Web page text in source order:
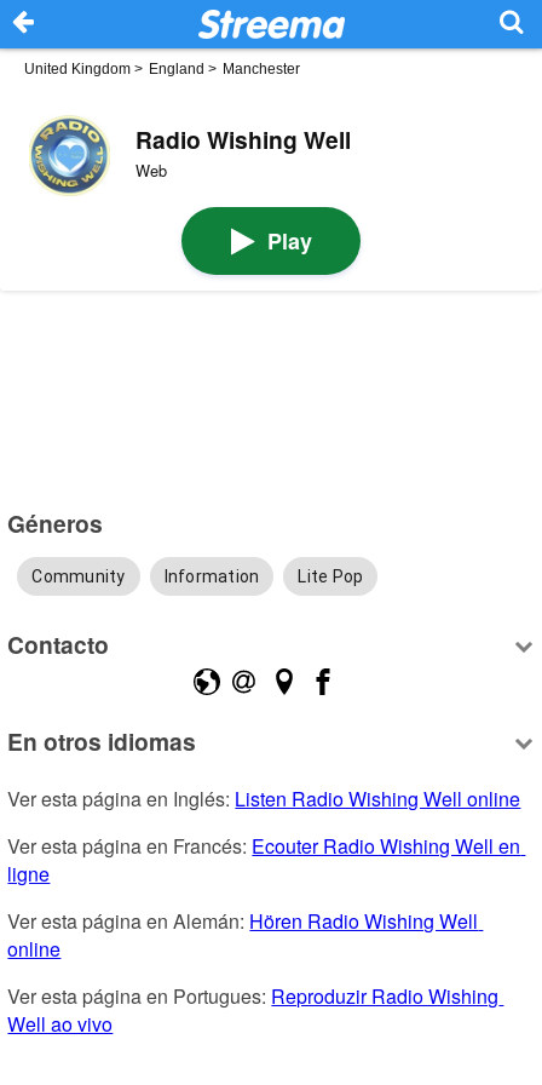
United Kingdom > England > Manchester
Radio Wishing Well
Web
Play
Géneros
Community Information Lite Pop
Contacto
En otros idiomas
Ver esta página en Inglés: Listen Radio Wishing Well online
Ver esta página en Francés: Ecouter Radio Wishing Well en
ligne
Ver esta página en Alemán: Hören Radio Wishing Well
online
Ver esta página en Portugues: Reproduzir Radio Wishing
Well ao vivo